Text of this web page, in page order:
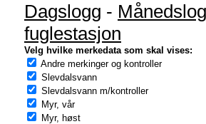
Dagslogg -
fuglestasjon
Velg hvilke merkedata som skal vises:
Andre merkinger og kontroller
Slevdalsvann
Slevdalsvann m/kontroller
Myr, vår
Myr, høst